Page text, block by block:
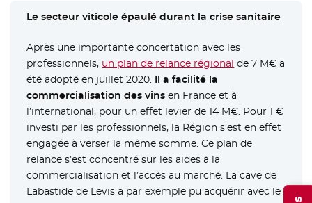
Le secteur viticole épaulé durant la crise sanitaire
Après une importante concertation avec les
professionnels, un plan de relance régional de 7 M€ a
été adopté en juillet 2020. Il a facilité la
commercialisation des vins en France et à
l’international, pour un effet levier de 14 M€. Pour 1 €
investi par les professionnels, la Région s’est en effet
engagée à verser la même somme. Ce plan de
relance s’est concentré sur les aides à la
commercialisation et l’accès au marché. La cave de
Labastide de Levis a par exemple pu acquérir avec le